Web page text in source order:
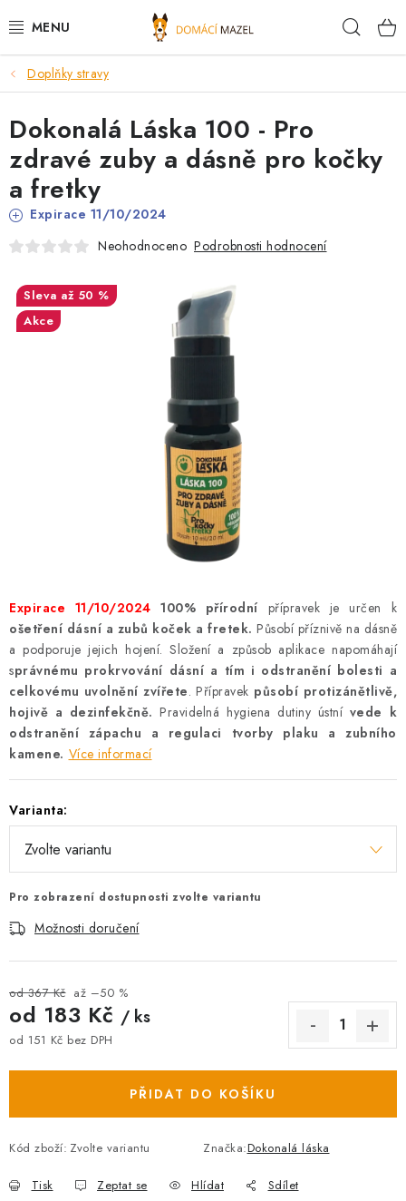
na
DOPORUČUJEME
VÝPRODEJ SKLADU
PSI
KOČKY
PRO CHOVATELE
HODNOCENÍ OBCHODU
Kontakt Možnosti dopravy
Hodnocení obchodu
Obchodní podmínky
Zásady zpracování osobních údajů
Věrnostní slevy
Doplňky stravy
Expirace 11/10/2024 100% přírodní přípravek je určen k
ošetření dásní a zubů koček a fretek. Působí příznivě na dásně
a podporuje jejich hojení. Složení a způsob aplikace napomáhají
správnému prokrvování dásní a tím i odstranění bolesti a
celkovému uvolnění zvířete. Přípravek působí protizánětlivě,
hojivě a dezinfekčně. Pravidelná hygiena dutiny ústní vede k
odstranění zápachu a regulaci tvorby plaku a zubního
kamene. Více informací
Varianta:
Pro zobrazení dostupnosti zvolte variantu
Možnosti doručení
od 367 Kč až –50 %
od 183 Kč / ks
od 151 Kč bez DPH
PŘIDAT DO KOŠÍKU
Kód zboží: Zvolte variantu Značka:Dokonalá láska
Tisk Zeptat se Hlídat Sdílet
Dokonalá Láska 100 - Pro
zdravé zuby a dásně pro kočky
a fretky
Expirace 11/10/2024
Neohodnoceno Podrobnosti hodnocení
až 50 %
Akce